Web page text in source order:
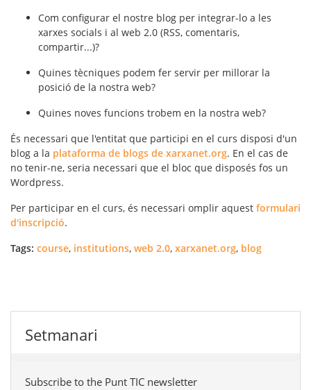
Com configurar el nostre blog per integrar-lo a les
xarxes socials i al web 2.0 (RSS, comentaris,
compartir...)?
Quines tècniques podem fer servir per millorar la
posició de la nostra web?
Quines noves funcions trobem en la nostra web?
És necessari que l'entitat que participi en el curs disposi d'un
blog a la plataforma de blogs de xarxanet.org. En el cas de
no tenir-ne, seria necessari que el bloc que disposés fos un
Wordpress.
Per participar en el curs, és necessari omplir aquest formulari
d'inscripció.
Tags: course, institutions, web 2.0, xarxanet.org, blog
Setmanari
Subscribe to the Punt TIC newsletter